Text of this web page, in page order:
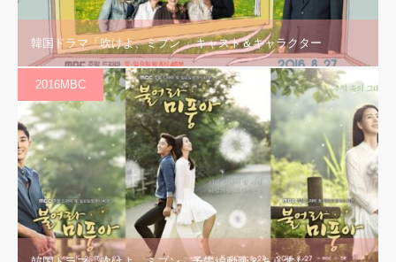
韓国ドラマ「吹けよ、ミプン 」キャスト＆キャラクター
2016MBC